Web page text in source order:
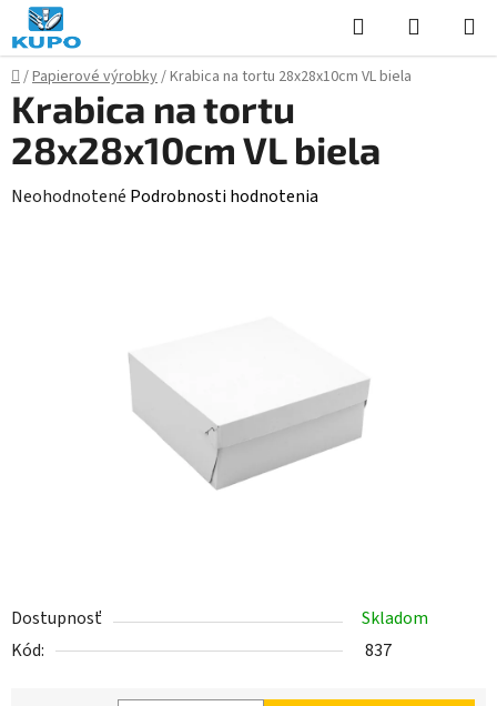
Prejsť
na
obsah
Hľadať
KOŠÍK
Domov
/Papierové výrobky/Krabica na tortu 28x28x10cm VL biela
Dostupnosť
Skladom
Kód:
837
Krabica na tortu
28x28x10cm VL biela
Priemerné
Neohodnotené Podrobnosti hodnotenia